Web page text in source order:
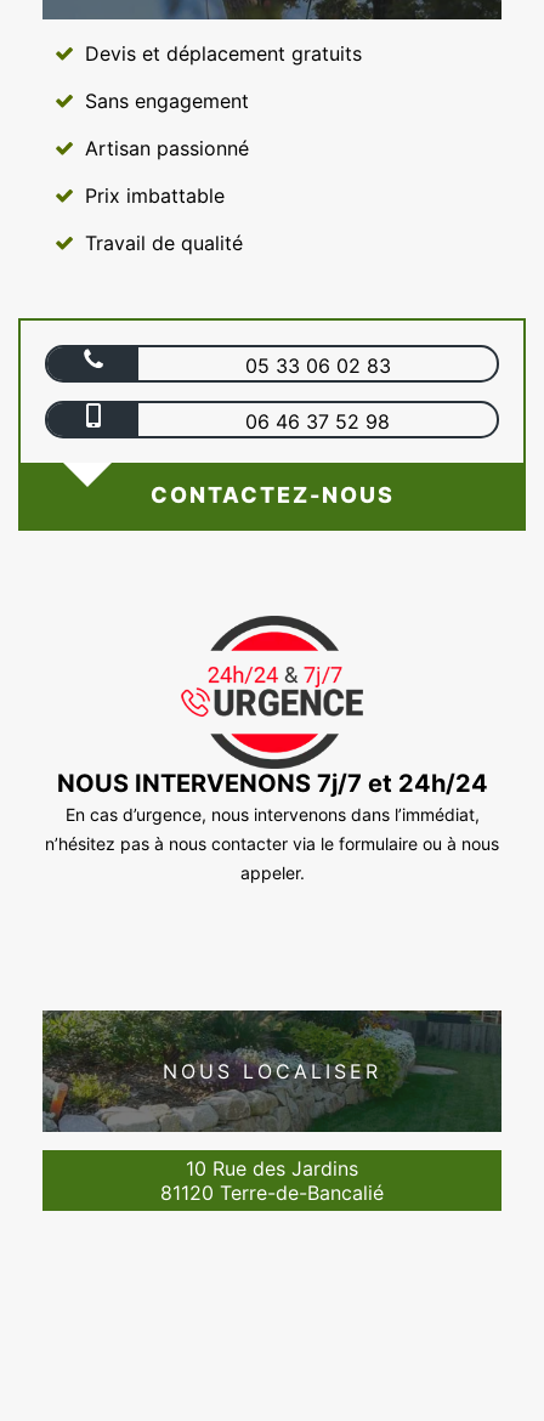
Devis et déplacement gratuits
Sans engagement
Artisan passionné
Prix imbattable
Travail de qualité
05 33 06 02 83
06 46 37 52 98
CONTACTEZ-NOUS
NOUS INTERVENONS 7j/7 et 24h/24
En cas d’urgence, nous intervenons dans l’immédiat,
n’hésitez pas à nous contacter via le formulaire ou à nous
appeler.
NOUS LOCALISER
10 Rue des Jardins
81120 Terre-de-Bancalié